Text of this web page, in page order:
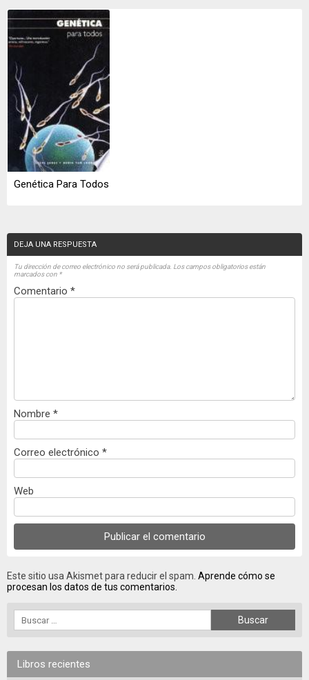
Genética Para Todos
DEJA UNA RESPUESTA
Tu dirección de correo electrónico no será publicada. Los campos obligatorios están
marcados con *
Comentario *
Nombre *
Correo electrónico *
Web
Este sitio usa Akismet para reducir el spam. Aprende cómo se
procesan los datos de tus comentarios.
Libros recientes